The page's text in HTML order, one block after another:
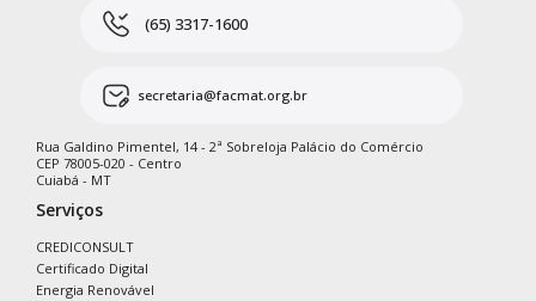
(65) 3317-1600
secretaria@facmat.org.br
Rua Galdino Pimentel, 14 - 2ª Sobreloja Palácio do Comércio
CEP 78005-020 - Centro
Cuiabá - MT
Serviços
CREDICONSULT
Certificado Digital
Energia Renovável